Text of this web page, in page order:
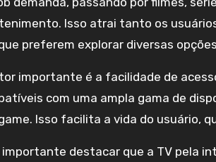
Isso atrai tanto os
preferem explorar diversas
importante é a facilidade de
com uma ampla gama de
Isso facilita a vida do usuário,
importante destacar que a TV pela